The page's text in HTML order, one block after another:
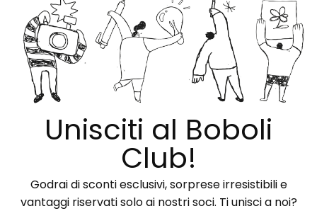
Unisciti al Boboli
Club!
Godrai di sconti esclusivi, sorprese irresistibili e
vantaggi riservati solo ai nostri soci. Ti unisci a noi?